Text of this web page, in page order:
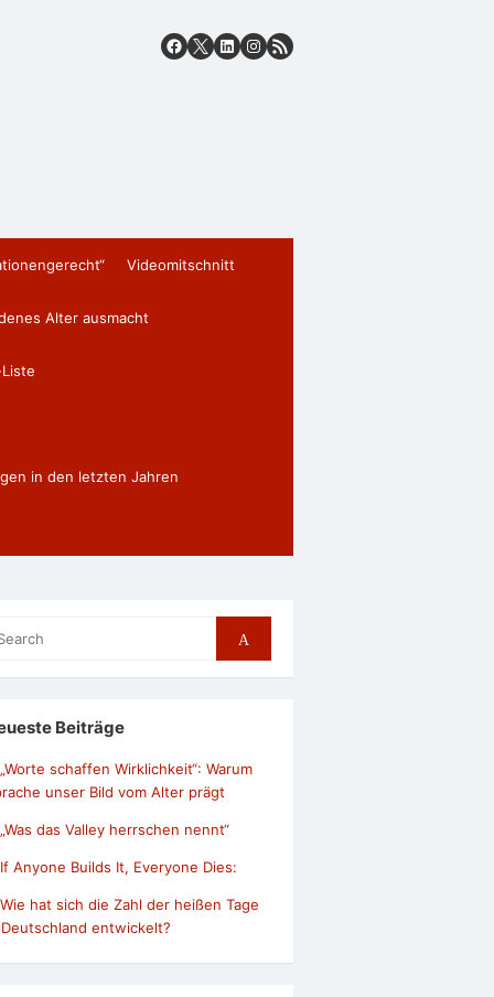
Videomitschnitt
Alter ausmacht
in den letzten Jahren
Search
Beiträge
„Worte schaffen Wirklichkeit“: Warum
unser Bild vom Alter prägt
„Was das Valley herrschen nennt“
If Anyone Builds It, Everyone Dies:
Wie hat sich die Zahl der heißen Tage
entwickelt?